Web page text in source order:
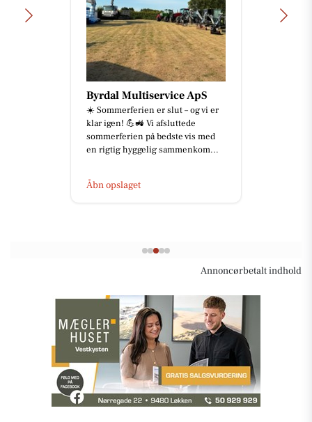
Byrdal Multiservice ApS
☀️ Sommerferien er slut – og vi er
klar igen! 💪🚜 Vi afsluttede
sommerferien på bedste vis med
en rigtig hyggelig sammenkom...
Åbn opslaget
Annoncørbetalt indhold